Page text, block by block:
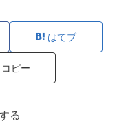
はてブ
コピー
る